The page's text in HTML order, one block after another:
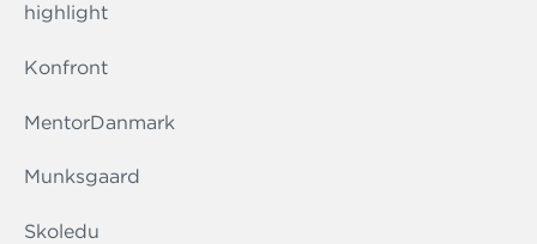
highlight
Konfront
MentorDanmark
Munksgaard
Skoledu